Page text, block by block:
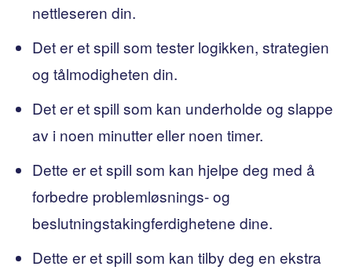
nettleseren din.
Det er et spill som tester logikken, strategien
og tålmodigheten din.
Det er et spill som kan underholde og slappe
av i noen minutter eller noen timer.
Dette er et spill som kan hjelpe deg med å
forbedre problemløsnings- og
beslutningstakingferdighetene dine.
Dette er et spill som kan tilby deg en ekstra